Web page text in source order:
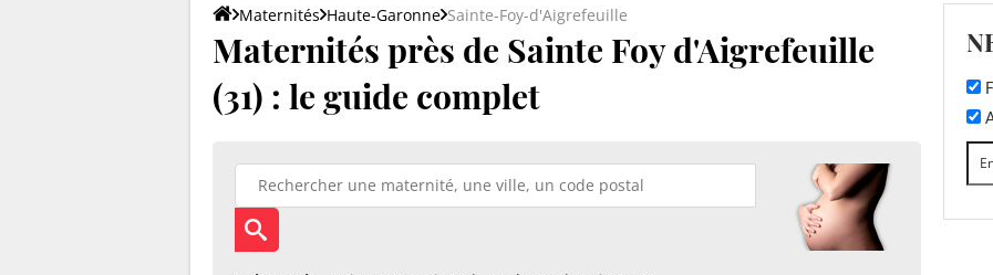
Maternités Haute-Garonne Sainte-Foy-d'Aigrefeuille
Maternités près de Sainte Foy d'Aigrefeuille
(31) : le guide complet